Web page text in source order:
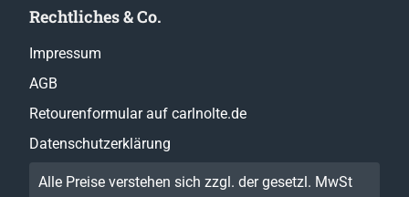
Rechtliches & Co.
Impressum
AGB
Retourenformular auf carlnolte.de
Datenschutzerklärung
Alle Preise verstehen sich zzgl. der gesetzl. MwSt